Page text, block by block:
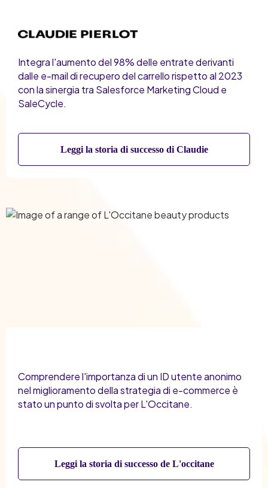
Integra l'aumento del 98% delle entrate derivanti
dalle e-mail di recupero del carrello rispetto al 2023
con la sinergia tra Salesforce Marketing Cloud e
SaleCycle.
Leggi la storia di successo di Claudie
Comprendere l'importanza di un ID utente anonimo
nel miglioramento della strategia di e-commerce è
stato un punto di svolta per L'Occitane.
Leggi la storia di successo de L'occitane